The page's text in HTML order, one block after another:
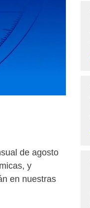
de agosto
y
en nuestras